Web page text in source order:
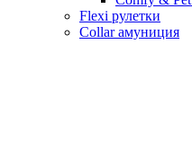
Flexi рулетки
Collar амуниция